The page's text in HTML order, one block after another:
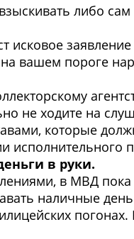
либо
исковое
вашем пороге
не ходите на
которые
исполнительного
в руки.
в МВД пока
наличные
погонах.